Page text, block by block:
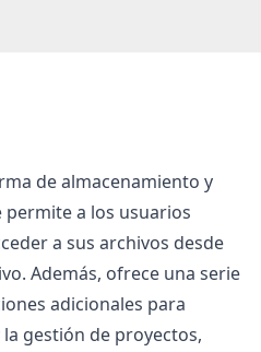
de almacenamiento y
a los usuarios
a sus archivos desde
Además, ofrece una serie
adicionales para
gestión de proyectos,